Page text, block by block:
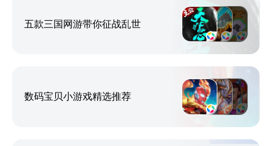
五款三国网游带你征战乱世
数码宝贝小游戏精选推荐